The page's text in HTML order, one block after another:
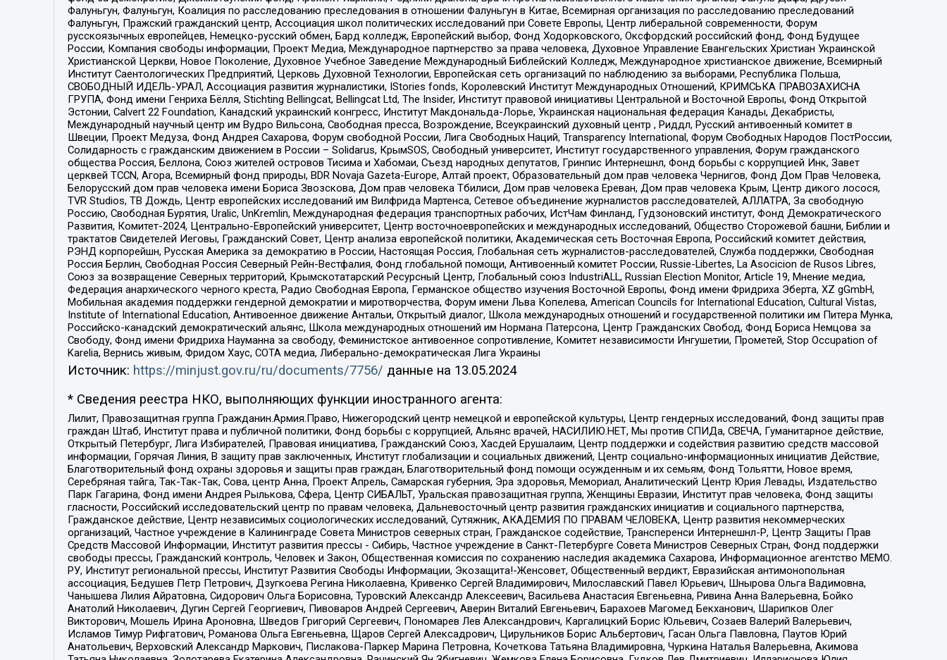
Фалуньгун, Фалуньгун, Коалиция по расследованию преследования в отношении Фалуньгун в Китае, Всемирная организация по расследованию преследований
Фалуньгун, Пражский гражданский центр, Ассоциация школ политических исследований при Совете Европы, Центр либеральной современности, Форум
русскоязычных европейцев, Немецко-русский обмен, Бард колледж, Европейский выбор, Фонд Ходорковского, Оксфордский российский фонд, Фонд Будущее
России, Компания свободы информации, Проект Медиа, Международное партнерство за права человека, Духовное Управление Евангельских Христиан Украинской
Христианской Церкви, Новое Поколение, Духовное Учебное Заведение Международный Библейский Колледж, Международное христианское движение, Всемирный
Институт Саентологических Предприятий, Церковь Духовной Технологии, Европейская сеть организаций по наблюдению за выборами, Республика Польша,
СВОБОДНЫЙ ИДЕЛЬ-УРАЛ, Ассоциация развития журналистики, IStories fonds, Королевский Институт Международных Отношений, КРИМСЬКА ПРАВОЗАХИСНА
ГРУПА, Фонд имени Генриха Бёлля, Stichting Bellingcat, Bellingcat Ltd, The Insider, Институт правовой инициативы Центральной и Восточной Европы, Фонд Открытой
Эстонии, Calvert 22 Foundation, Канадский украинский конгресс, Институт Макдональда-Лорье, Украинская национальная федерация Канады, Декабристы,
Международный научный центр им Вудро Вильсона, Свободная пресса, Возрождение, Всеукраинский духовный центр , Риддл, Русский антивоенный комитет в
Швеции, Проект Медуза, Фонд Андрея Сахарова, Форум свободной России, Лига Свободных Наций, Transparеncy International, Форум Свободных Народов ПостРоссии,
Солидарность с гражданским движением в России – Solidarus, КрымSOS, Свободный университет, Институт государственного управления, Форум гражданского
общества Россия, Беллона, Союз жителей островов Тисима и Хабомаи, Съезд народных депутатов, Гринпис Интернешнл, Фонд борьбы с коррупцией Инк, Завет
церквей TCCN, Агора, Всемирный фонд природы, BDR Novaja Gazeta-Europe, Алтай проект, Образовательный дом прав человека Чернигов, Фонд Дом Прав Человека,
Белорусский дом прав человека имени Бориса Звозскова, Дом прав человека Тбилиси, Дом прав человека Ереван, Дом прав человека Крым, Центр дикого лосося,
TVR Studios, ТВ Дождь, Центр европейских исследований им Вилфрида Мартенса, Сетевое объединение журналистов расследователей, АЛЛАТРА, За свободную
Россию, Свободная Бурятия, Uralic, UnKremlin, Международная федерация транспортных рабочих, ИстЧам Финланд, Гудзоновский институт, Фонд Демократического
Развития, Комитет-2024, Центрально-Европейский университет, Центр восточноевропейских и международных исследований, Общество Сторожевой башни, Библии и
трактатов Свидетелей Иеговы, Гражданский Совет, Центр анализа европейской политики, Академическая сеть Восточная Европа, Российский комитет действия,
РЭНД корпорейшн, Русская Америка за демократию в России, Настоящая Россия, Глобальная сеть журналистов-расследователей, Служба поддержки, Свободная
Россия Берлин, Свободная Россия Северный Рейн-Вестфалия, Фонд глобальной помощи, Антивоенный комитет России, Russie-Libertes, La Asocicion de Rusos Libres,
Союз за возвращение Северных территорий, Крымскотатарский Ресурсный Центр, Глобальный союз IndustriALL, Russian Election Monitor, Article 19, Мнение медиа,
Федерация анархического черного креста, Радио Свободная Европа, Германское общество изучения Восточной Европы, Фонд имени Фридриха Эберта, XZ gGmbH,
Мобильная академия поддержки гендерной демократии и миротворчества, Форум имени Льва Копелева, American Councils for International Education, Cultural Vistas,
Institute of International Education, Антивоенное движение Антальи, Открытый диалог, Школа международных отношений и государственной политики им Питера Мунка,
Российско-канадский демократический альянс, Школа международных отношений им Нормана Патерсона, Центр Гражданских Свобод, Фонд Бориса Немцова за
Свободу, Фонд имени Фридриха Науманна за свободу, Феминистское антивоенное сопротивление, Комитет независимости Ингушетии, Прометей, Stop Occupation of
Karelia, Вернись живым, Фридом Хаус, СОТА медиа, Либерально-демократическая Лига Украины
Источник: https://minjust.gov.ru/ru/documents/7756/ данные на 13.05.2024
* Сведения реестра НКО, выполняющих функции иностранного агента:
Лилит, Правозащитная группа Гражданин.Армия.Право, Нижегородский центр немецкой и европейской культуры, Центр гендерных исследований, Фонд защиты прав
граждан Штаб, Институт права и публичной политики, Фонд борьбы с коррупцией, Альянс врачей, НАСИЛИЮ.НЕТ, Мы против СПИДа, СВЕЧА, Гуманитарное действие,
Открытый Петербург, Лига Избирателей, Правовая инициатива, Гражданский Союз, Хасдей Ерушалаим, Центр поддержки и содействия развитию средств массовой
информации, Горячая Линия, В защиту прав заключенных, Институт глобализации и социальных движений, Центр социально-информационных инициатив Действие,
Благотворительный фонд охраны здоровья и защиты прав граждан, Благотворительный фонд помощи осужденным и их семьям, Фонд Тольятти, Новое время,
Серебряная тайга, Так-Так-Так, Сова, центр Анна, Проект Апрель, Самарская губерния, Эра здоровья, Мемориал, Аналитический Центр Юрия Левады, Издательство
Парк Гагарина, Фонд имени Андрея Рылькова, Сфера, Центр СИБАЛЬТ, Уральская правозащитная группа, Женщины Евразии, Институт прав человека, Фонд защиты
гласности, Российский исследовательский центр по правам человека, Дальневосточный центр развития гражданских инициатив и социального партнерства,
Гражданское действие, Центр независимых социологических исследований, Сутяжник, АКАДЕМИЯ ПО ПРАВАМ ЧЕЛОВЕКА, Центр развития некоммерческих
организаций, Частное учреждение в Калининграде Совета Министров северных стран, Гражданское содействие, Трансперенси Интернешнл-Р, Центр Защиты Прав
Средств Массовой Информации, Институт развития прессы - Сибирь, Частное учреждение в Санкт-Петербурге Совета Министров Северных Стран, Фонд поддержки
свободы прессы, Гражданский контроль, Человек и Закон, Общественная комиссия по сохранению наследия академика Сахарова, Информационное агентство МЕМО.
РУ, Институт региональной прессы, Институт Развития Свободы Информации, Экозащита!-Женсовет, Общественный вердикт, Евразийская антимонопольная
ассоциация, Бедушев Петр Петрович, Дзугкоева Регина Николаевна, Кривенко Сергей Владимирович, Милославский Павел Юрьевич, Шнырова Ольга Вадимовна,
Чанышева Лилия Айратовна, Сидорович Ольга Борисовна, Туровский Александр Алексеевич, Васильева Анастасия Евгеньевна, Ривина Анна Валерьевна, Бойко
Анатолий Николаевич, Дугин Сергей Георгиевич, Пивоваров Андрей Сергеевич, Аверин Виталий Евгеньевич, Барахоев Магомед Бекханович, Шарипков Олег
Викторович, Мошель Ирина Ароновна, Шведов Григорий Сергеевич, Пономарев Лев Александрович, Каргалицкий Борис Юльевич, Созаев Валерий Валерьевич,
Исламов Тимур Рифгатович, Романова Ольга Евгеньевна, Щаров Сергей Алексадрович, Цирульников Борис Альбертович, Гасан Ольга Павловна, Паутов Юрий
Анатольевич, Верховский Александр Маркович, Пислакова-Паркер Марина Петровна, Кочеткова Татьяна Владимировна, Чуркина Наталья Валерьевна, Акимова